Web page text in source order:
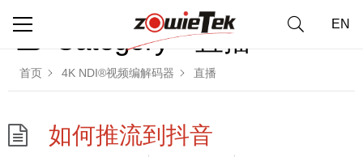
EN
Category - 直播
首页 4K NDI®视频编解码器 直播
如何推流到抖音